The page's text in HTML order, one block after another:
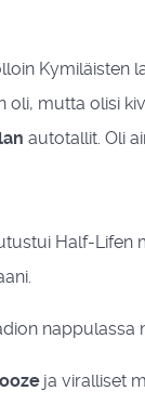
Kymiläisten
mutta olisi
autotallit. Oli
Half-
nappulassa
ja viralliset